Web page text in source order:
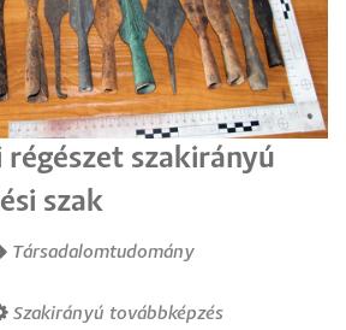
régészet szakirányú
szak
Társadalomtudomány
Szakirányú továbbképzés